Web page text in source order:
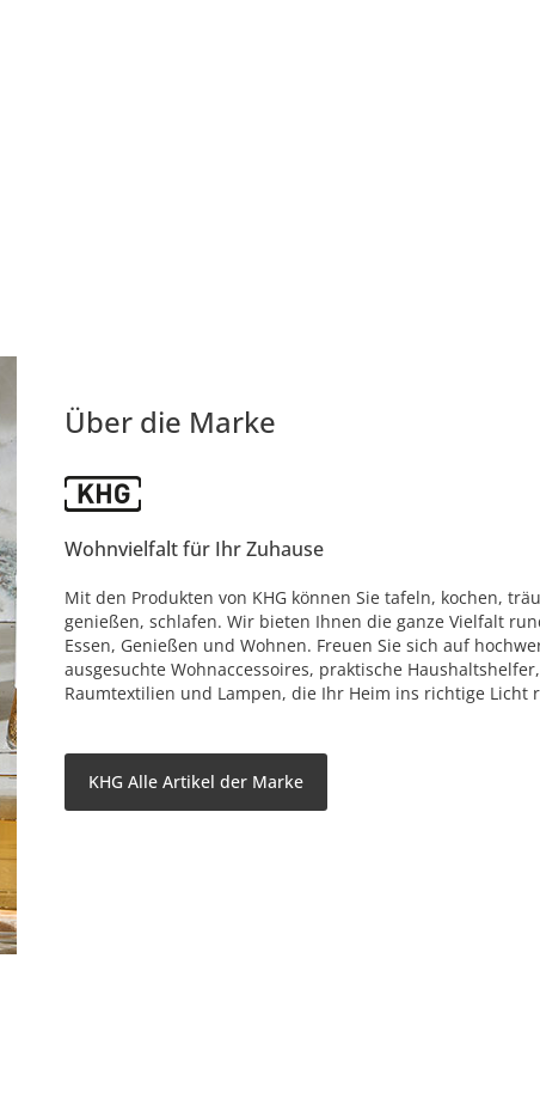
Über die Marke
Wohnvielfalt für Ihr Zuhause
Mit den Produkten von KHG können Sie tafeln, kochen,
genießen, schlafen. Wir bieten Ihnen die ganze Vielfalt
Essen, Genießen und Wohnen. Freuen Sie sich auf
ausgesuchte Wohnaccessoires, praktische
Raumtextilien und Lampen, die Ihr Heim ins richtige Licht
KHG Alle Artikel der Marke